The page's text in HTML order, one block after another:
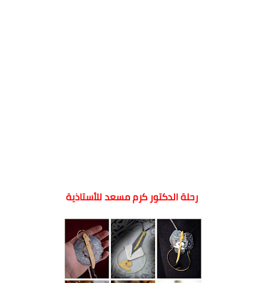
رحلة الدكتور كرم مسعد للأستاذية